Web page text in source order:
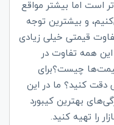
است اما بیشتر مواقع
و بیشترین توجه
قیمتی خیلی زیادی
این همه تفاوت در
چیست؟برای
دقت کنید؟ ما در این
بهترین کیبورد
را تهیه کنید.